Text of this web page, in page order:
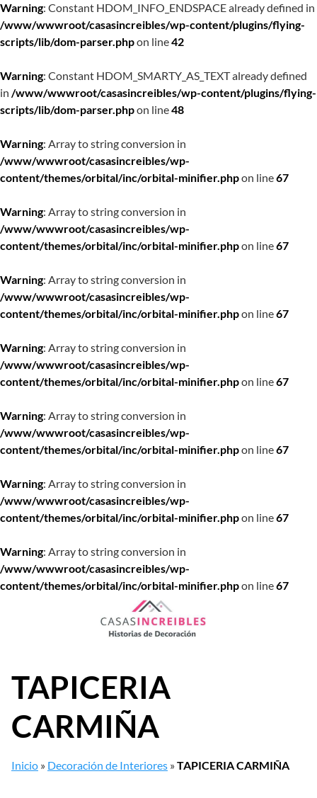
Warning: Constant HDOM_INFO_ENDSPACE already defined in
/www/wwwroot/casasincreibles/wp-content/plugins/flying-
scripts/lib/dom-parser.phpon line42
Warning: Constant HDOM_SMARTY_AS_TEXT already defined
in /www/wwwroot/casasincreibles/wp-content/plugins/flying-
scripts/lib/dom-parser.phpon line48
Warning: Array to string conversion in
/www/wwwroot/casasincreibles/wp-
content/themes/orbital/inc/orbital-minifier.phpon line67
Warning: Array to string conversion in
/www/wwwroot/casasincreibles/wp-
content/themes/orbital/inc/orbital-minifier.phpon line67
Warning: Array to string conversion in
/www/wwwroot/casasincreibles/wp-
content/themes/orbital/inc/orbital-minifier.phpon line67
Warning: Array to string conversion in
/www/wwwroot/casasincreibles/wp-
content/themes/orbital/inc/orbital-minifier.phpon line67
Warning: Array to string conversion in
/www/wwwroot/casasincreibles/wp-
content/themes/orbital/inc/orbital-minifier.phpon line67
Warning: Array to string conversion in
/www/wwwroot/casasincreibles/wp-
content/themes/orbital/inc/orbital-minifier.phpon line67
Warning: Array to string conversion in
/www/wwwroot/casasincreibles/wp-
content/themes/orbital/inc/orbital-minifier.phpon line67
TAPICERIA
CARMIÑA
Inicio » Decoración de Interiores »TAPICERIA CARMIÑA